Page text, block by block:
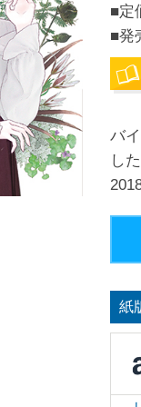
■定
■発
バ
し
紙